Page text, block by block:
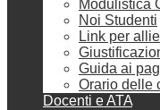
Modulistica
Noi Studenti
Link per
Guida ai
Orario delle
Docenti e ATA